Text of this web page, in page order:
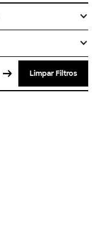
Limpar Filtros